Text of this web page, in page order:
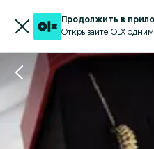
Продолжить в
Открывайте OLX